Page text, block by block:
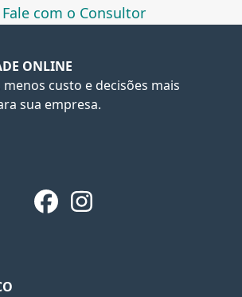
Fale com o Consultor
ONLINE
custo e decisões mais
sua empresa.
Facebook
Instagram